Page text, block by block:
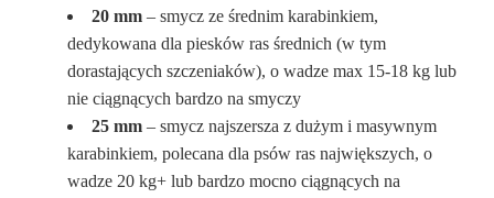
20 mm – smycz ze średnim karabinkiem,
dedykowana dla piesków ras średnich (w tym
dorastających szczeniaków), o wadze max 15-18 kg lub
nie ciągnących bardzo na smyczy
25 mm – smycz najszersza z dużym i masywnym
karabinkiem, polecana dla psów ras największych, o
wadze 20 kg+ lub bardzo mocno ciągnących na